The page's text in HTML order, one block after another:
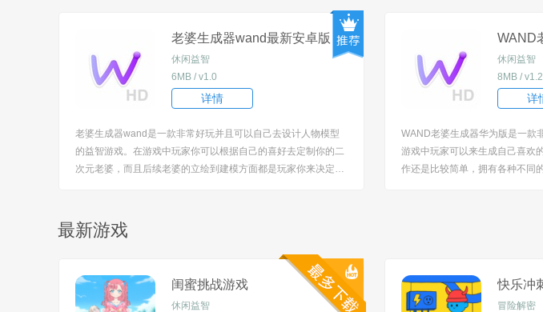
老婆生成器wand最新安卓版
休闲益智
6MB / v1.0
详情
老婆生成器wand是一款非常好玩并且可以自己去设计人物模型
的益智游戏。在游戏中玩家你可以根据自己的喜好去定制你的二
次元老婆，而且后续老婆的立绘到建模方面都是玩家你来决定
WAND
休闲益智
8MB /
详
WAND老婆生成器华为版是一款
游戏中玩家可以来生成自己喜欢
作还是比较简单，拥有各种不同
最新游戏
闺蜜挑战游戏
休闲益智
快乐冲
冒险解密